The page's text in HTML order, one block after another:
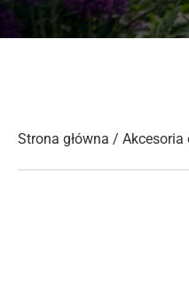
Strona główna / Akcesoria